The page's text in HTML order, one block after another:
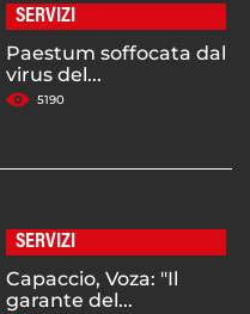
SERVIZI
Paestum soffocata dal
virus del...
5190
SERVIZI
Capaccio, Voza: "Il
garante del...